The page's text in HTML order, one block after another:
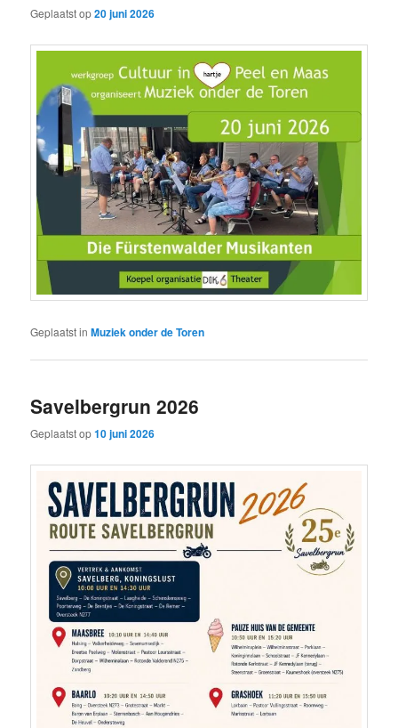
Geplaatst op20 juni 2026
Geplaatst in Muziek onder de Toren
Savelbergrun 2026
Geplaatst op10 juni 2026